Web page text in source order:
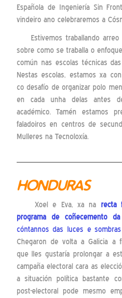
Española de Ingeniería Sin
vindeiro ano celebraremos a
Estivemos traballando arreo
sobre como se traballa o
común nas escolas técnicas
Nestas escolas, estamos xa
co desafío de organizar polo
en cada unha delas antes
académico. Tamén estamos
faladoiros en centros de
Mulleres na Tecnoloxía.
HONDURAS
Xoel e Eva, xa na recta
programa de coñecemento
cóntannos das luces e
Chegaron de volta a Galicia a
que lles gustaría prolongar a
campaña electoral cara as
a situación política bastante
post-electoral pode mesmo